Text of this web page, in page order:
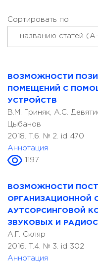
Сортировать по
ВОЗМОЖНОСТИ
ПОМЕЩЕНИЙ С
УСТРОЙСТВ
В.М. Гриняк, А.С.
Цыбанов
2018. T.6. № 2. id 470
Аннотация
1197
ВОЗМОЖНОСТИ
ОРГАНИЗАЦИОННОЙ
АУТСОРСИНГОВОЙ
ЗВУКОВЫХ И
А.Г. Скляр
2016. T.4. № 3. id 302
Аннотация